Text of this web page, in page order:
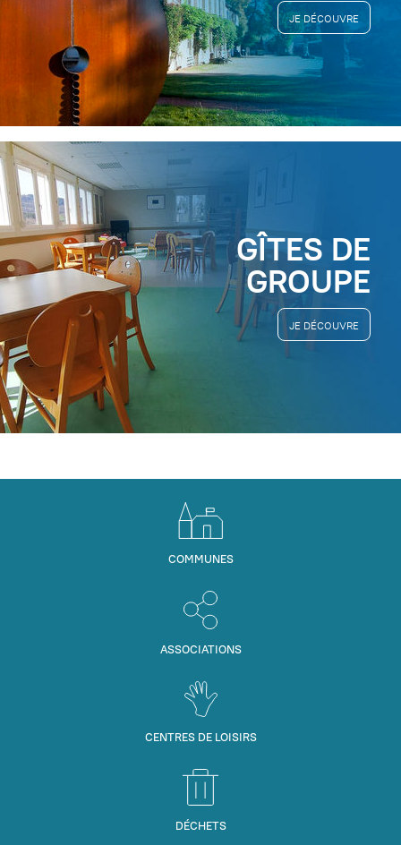
JE DÉCOUVRE
GÎTES DE
GROUPE
JE DÉCOUVRE
COMMUNES
ASSOCIATIONS
CENTRES DE LOISIRS
DÉCHETS